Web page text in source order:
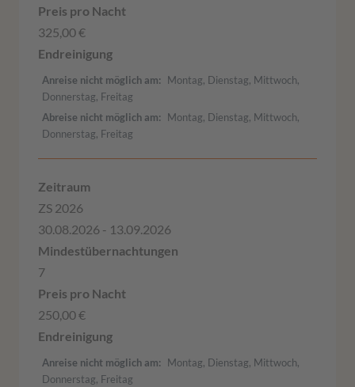
325,00 €
Anreise nicht möglich am
Montag, Dienstag, Mittwoch,
Donnerstag, Freitag
Abreise nicht möglich am
Montag, Dienstag, Mittwoch,
Donnerstag, Freitag
ZS 2026
30.08.2026 - 13.09.2026
7
250,00 €
Anreise nicht möglich am
Montag, Dienstag, Mittwoch,
Donnerstag, Freitag